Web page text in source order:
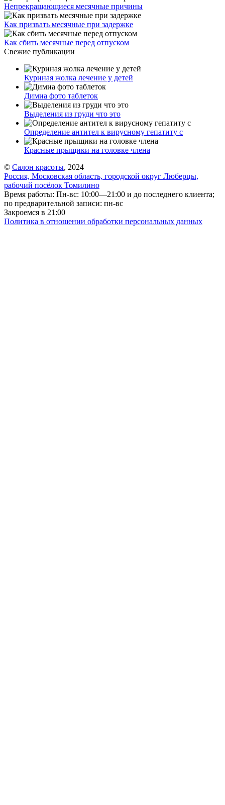
Непрекращающиеся месячные причины
Как призвать месячные при задержке
Как сбить месячные перед отпуском
Свежие публикации
Куриная жолка лечение у детей
Димиа фото таблеток
Выделения из груди что это
Определение антител к вирусному гепатиту с
Красные прыщики на головке члена
© Салон красоты, 2024
Россия, Московская область, городской округ Люберцы,
рабочий посёлок Томилино
Время работы: Пн-вс: 10:00—21:00 и до последнего клиента;
по предварительной записи: пн-вс
Закроемся в 21:00
Политика в отношении обработки персональных данных